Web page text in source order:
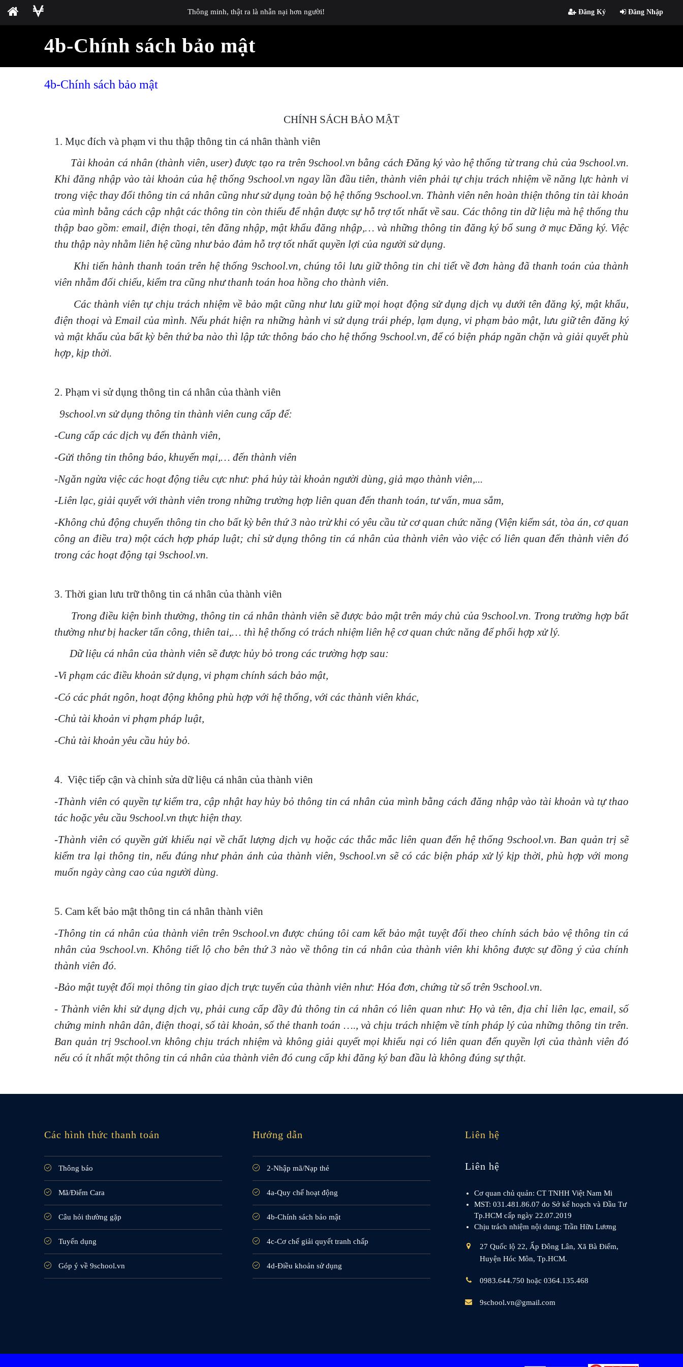
Thông minh, thật ra là nhẫn nại hơn người! Đăng Ký Đăng Nhập
4b-Chính sách bảo mật
4b-Chính sách bảo mật
CHÍNH SÁCH BẢO MẬT
1. Mục đích và phạm vi thu thập thông tin cá nhân thành viên
Tài khoản cá nhân (thành viên, user) được tạo ra trên 9school.vn bằng cách Đăng ký vào hệ thống từ trang chủ của 9school.vn.
Khi đăng nhập vào tài khoản của hệ thống 9school.vn ngay lần đầu tiên, thành viên phải tự chịu trách nhiệm về năng lực hành vi
trong việc thay đổi thông tin cá nhân cũng như sử dụng toàn bộ hệ thống 9school.vn. Thành viên nên hoàn thiện thông tin tài khoản
của mình bằng cách cập nhật các thông tin còn thiếu để nhận được sự hỗ trợ tốt nhất về sau. Các thông tin dữ liệu mà hệ thống thu
thập bao gồm: email, điện thoại, tên đăng nhập, mật khẩu đăng nhập,… và những thông tin đăng ký bổ sung ở mục Đăng ký. Việc
thu thập này nhằm liên hệ cũng như bảo đảm hỗ trợ tốt nhất quyền lợi của người sử dụng.
Khi tiến hành thanh toán trên hệ thống 9school.vn, chúng tôi lưu giữ thông tin chi tiết về đơn hàng đã thanh toán của thành
viên nhằm đối chiếu, kiểm tra cũng như thanh toán hoa hồng cho thành viên.
Các thành viên tự chịu trách nhiệm về bảo mật cũng như lưu giữ mọi hoạt động sử dụng dịch vụ dưới tên đăng ký, mật khẩu,
điện thoại và Email của mình. Nếu phát hiện ra những hành vi sử dụng trái phép, lạm dụng, vi phạm bảo mật, lưu giữ tên đăng ký
và mật khẩu của bất kỳ bên thứ ba nào thì lập tức thông báo cho hệ thống 9school.vn, để có biện pháp ngăn chặn và giải quyết phù
hợp, kịp thời.
2. Phạm vi sử dụng thông tin cá nhân của thành viên
9school.vn sử dụng thông tin thành viên cung cấp để:
-Cung cấp các dịch vụ đến thành viên,
-Gửi thông tin thông báo, khuyến mại,… đến thành viên
-Ngăn ngừa việc các hoạt động tiêu cực như: phá hủy tài khoản người dùng, giả mạo thành viên,...
-Liên lạc, giải quyết với thành viên trong những trường hợp liên quan đến thanh toán, tư vấn, mua sắm,
-Không chủ động chuyển thông tin cho bất kỳ bên thứ 3 nào trừ khi có yêu cầu từ cơ quan chức năng (Viện kiểm sát, tòa án, cơ quan
công an điều tra) một cách hợp pháp luật; chỉ sử dụng thông tin cá nhân của thành viên vào việc có liên quan đến thành viên đó
trong các hoạt động tại 9school.vn.
3. Thời gian lưu trữ thông tin cá nhân của thành viên
Trong điều kiện bình thường, thông tin cá nhân thành viên sẽ được bảo mật trên máy chủ của 9school.vn. Trong trường hợp bất
thường như bị hacker tấn công, thiên tai,… thì hệ thống có trách nhiệm liên hệ cơ quan chức năng để phối hợp xử lý.
Dữ liệu cá nhân của thành viên sẽ được hủy bỏ trong các trường hợp sau:
-Vi phạm các điều khoản sử dụng, vi phạm chính sách bảo mật,
-Có các phát ngôn, hoạt động không phù hợp với hệ thống, với các thành viên khác,
-Chủ tài khoản vi phạm pháp luật,
-Chủ tài khoản yêu cầu hủy bỏ.
4. Việc tiếp cận và chỉnh sửa dữ liệu cá nhân của thành viên
-Thành viên có quyền tự kiểm tra, cập nhật hay hủy bỏ thông tin cá nhân của mình bằng cách đăng nhập vào tài khoản và tự thao
tác hoặc yêu cầu 9school.vn thực hiện thay.
-Thành viên có quyền gửi khiếu nại về chất lượng dịch vụ hoặc các thắc mắc liên quan đến hệ thống 9school.vn. Ban quản trị sẽ
kiểm tra lại thông tin, nếu đúng như phản ánh của thành viên, 9school.vn sẽ có các biện pháp xử lý kịp thời, phù hợp với mong
muốn ngày càng cao của người dùng.
5. Cam kết bảo mật thông tin cá nhân thành viên
-Thông tin cá nhân của thành viên trên 9school.vn được chúng tôi cam kết bảo mật tuyệt đối theo chính sách bảo vệ thông tin cá
nhân của 9school.vn. Không tiết lộ cho bên thứ 3 nào về thông tin cá nhân của thành viên khi không được sự đồng ý của chính
thành viên đó.
-Bảo mật tuyệt đối mọi thông tin giao dịch trực tuyến của thành viên như: Hóa đơn, chứng từ số trên 9school.vn.
- Thành viên khi sử dụng dịch vụ, phải cung cấp đầy đủ thông tin cá nhân có liên quan như: Họ và tên, địa chỉ liên lạc, email, số
chứng minh nhân dân, điện thoại, số tài khoản, số thẻ thanh toán …., và chịu trách nhiệm về tính pháp lý của những thông tin trên.
Ban quản trị 9school.vn không chịu trách nhiệm và không giải quyết mọi khiếu nại có liên quan đến quyền lợi của thành viên đó
nếu có ít nhất một thông tin cá nhân của thành viên đó cung cấp khi đăng ký ban đầu là không đúng sự thật.
Các hình thức thanh toán
Thông báo
Mã/Điểm Cara
Câu hỏi thường gặp
Tuyển dụng
Góp ý về 9school.vn
Hướng dẫn
2-Nhập mã/Nạp thẻ
4a-Quy chế hoạt động
4b-Chính sách bảo mật
4c-Cơ chế giải quyết tranh chấp
4d-Điều khoản sử dụng
Liên hệ
Liên hệ
Cơ quan chủ quản: CT TNHH Việt Nam Mi
MST: 031.481.86.07 do Sở kế hoạch và Đầu Tư
Tp.HCM cấp ngày 22.07.2019
Chịu trách nhiệm nội dung: Trần Hữu Lương
27 Quốc lộ 22, Ấp Đông Lân, Xã Bà Điểm,
Huyện Hóc Môn, Tp.HCM.
0983.644.750 hoặc 0364.135.468
9school.vn@gmail.com